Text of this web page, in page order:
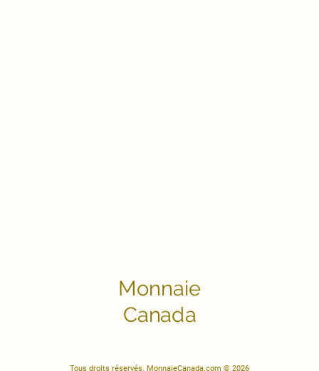
Monnaie
Canada
Tous droits réservés. MonnaieCanada.com © 2026